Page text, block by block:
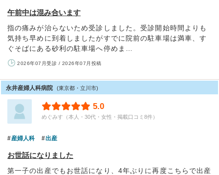
午前中は混み合います
指の痛みが治らないため受診しました。受診開始時間よりも
気持ち早めに到着しましたがすでに院前の駐車場は満車、す
ぐそばにある砂利の駐車場へ停めま…
2026年07月受診 / 2026年07月投稿
永井産婦人科病院 (東京都・立川市)
5.0
めぐみす（本人・30代・女性・掲載口コミ8件）
産婦人科 出産
お世話になりました
第一子の出産でもお世話になり、4年ぶりに再度こちらで出産